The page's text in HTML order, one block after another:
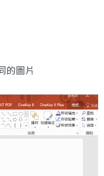
的圖片